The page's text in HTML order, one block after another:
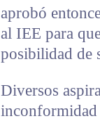
aprobó
al IEE para
posibilidad de
Diversos
inconformidad